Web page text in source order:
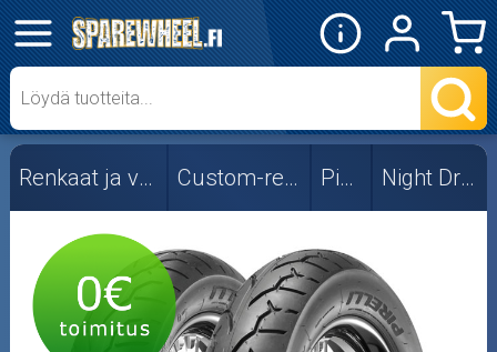
✕
Mopon osat
Skootterin osat
Crossipyörän osat
Moottoripyörän osat
Moottorikelkan osat
Renkaat ja vanteet Custom-renkaat Pirelli Night Dragon